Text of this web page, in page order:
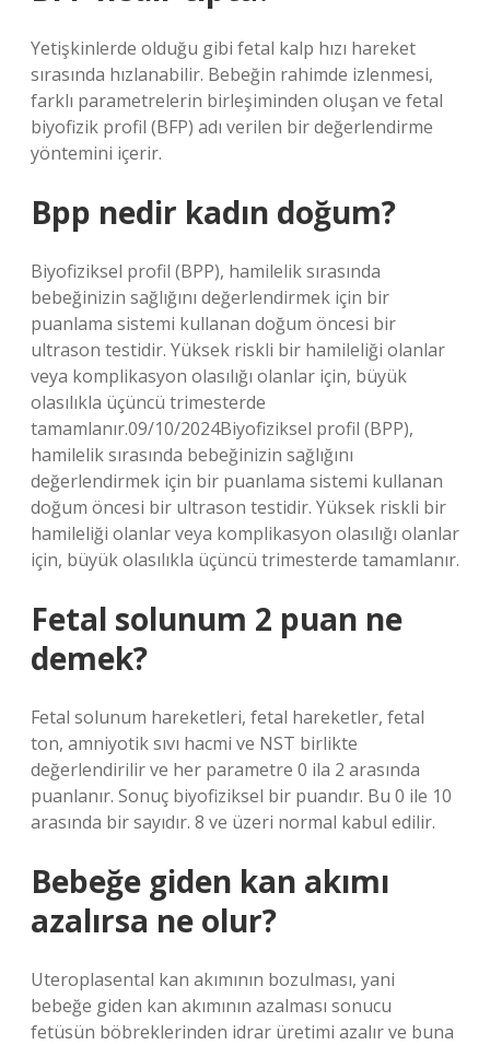
Yetişkinlerde olduğu gibi fetal kalp hızı hareket
sırasında hızlanabilir. Bebeğin rahimde izlenmesi,
farklı parametrelerin birleşiminden oluşan ve fetal
biyofizik profil (BFP) adı verilen bir değerlendirme
yöntemini içerir.
Bpp nedir kadın doğum?
Biyofiziksel profil (BPP), hamilelik sırasında
bebeğinizin sağlığını değerlendirmek için bir
puanlama sistemi kullanan doğum öncesi bir
ultrason testidir. Yüksek riskli bir hamileliği olanlar
veya komplikasyon olasılığı olanlar için, büyük
olasılıkla üçüncü trimesterde
tamamlanır.09/10/2024Biyofiziksel profil (BPP),
hamilelik sırasında bebeğinizin sağlığını
değerlendirmek için bir puanlama sistemi kullanan
doğum öncesi bir ultrason testidir. Yüksek riskli bir
hamileliği olanlar veya komplikasyon olasılığı olanlar
için, büyük olasılıkla üçüncü trimesterde tamamlanır.
Fetal solunum 2 puan ne
demek?
Fetal solunum hareketleri, fetal hareketler, fetal
ton, amniyotik sıvı hacmi ve NST birlikte
değerlendirilir ve her parametre 0 ila 2 arasında
puanlanır. Sonuç biyofiziksel bir puandır. Bu 0 ile 10
arasında bir sayıdır. 8 ve üzeri normal kabul edilir.
Bebeğe giden kan akımı
azalırsa ne olur?
Uteroplasental kan akımının bozulması, yani
bebeğe giden kan akımının azalması sonucu
fetüsün böbreklerinden idrar üretimi azalır ve buna